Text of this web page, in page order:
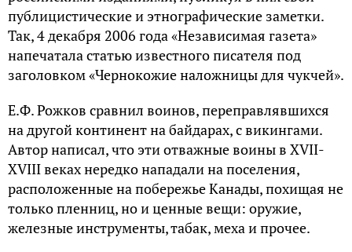
публицистические и этнографические заметки.
Так, 4 декабря 2006 года «Независимая газета»
напечатала статью известного писателя под
заголовком «Чернокожие наложницы для чукчей».
Е.Ф. Рожков сравнил воинов, переправлявшихся
на другой континент на байдарах, с викингами.
Автор написал, что эти отважные воины в XVII-
XVIII веках нередко нападали на поселения,
расположенные на побережье Канады, похищая не
только пленниц, но и ценные вещи: оружие,
железные инструменты, табак, меха и прочее.